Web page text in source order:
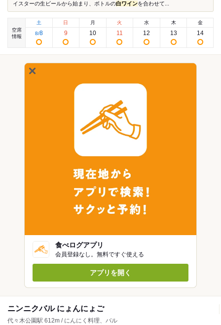
イスターの生ビールから始まり、ボトルの白ワインを合わせて...
空席
情報
土
8/8
日
9
月
10
火
11
水
12
木
13
金
14
食べログアプリ
会員登録なし。無料ですぐ使える
アプリを開く
ニンニクバル にょんにょご
代々木公園駅 612m / にんにく料理、バル